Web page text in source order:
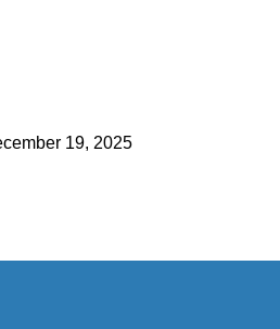
19, 2025